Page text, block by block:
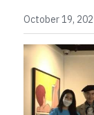
LITTLE
PHOTO
VIDEO
참가
October 19,